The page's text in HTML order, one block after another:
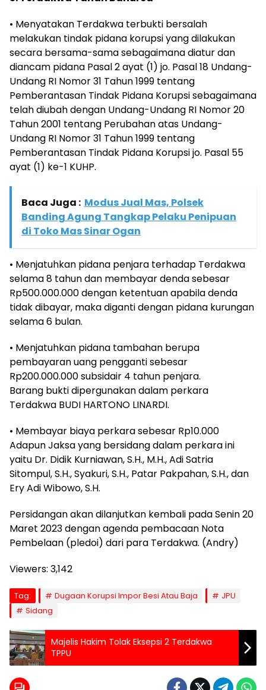
• Menyatakan Terdakwa terbukti bersalah
melakukan tindak pidana korupsi yang dilakukan
secara bersama-sama sebagaimana diatur dan
diancam pidana Pasal 2 ayat (1) jo. Pasal 18 Undang-
Undang RI Nomor 31 Tahun 1999 tentang
Pemberantasan Tindak Pidana Korupsi sebagaimana
telah diubah dengan Undang-Undang RI Nomor 20
Tahun 2001 tentang Perubahan atas Undang-
Undang RI Nomor 31 Tahun 1999 tentang
Pemberantasan Tindak Pidana Korupsi jo. Pasal 55
ayat (1) ke-1 KUHP.
Baca Juga : Modus Jual Mas, Polsek
Banding Agung Tangkap Pelaku Penipuan
di Toko Mas Sinar Ogan
• Menjatuhkan pidana penjara terhadap Terdakwa
selama 8 tahun dan membayar denda sebesar
Rp500.000.000 dengan ketentuan apabila denda
tidak dibayar, maka diganti dengan pidana kurungan
selama 6 bulan.
• Menjatuhkan pidana tambahan berupa
pembayaran uang pengganti sebesar
Rp200.000.000 subsidair 4 tahun penjara.
Barang bukti dipergunakan dalam perkara
Terdakwa BUDI HARTONO LINARDI.
• Membayar biaya perkara sebesar Rp10.000
Adapun Jaksa yang bersidang dalam perkara ini
yaitu Dr. Didik Kurniawan, S.H., M.H., Adi Satria
Sitompul, S.H., Syakuri, S.H., Patar Pakpahan, S.H., dan
Ery Adi Wibowo, S.H.
Persidangan akan dilanjutkan kembali pada Senin 20
Maret 2023 dengan agenda pembacaan Nota
Pembelaan (pledoi) dari para Terdakwa. (Andry)
Viewers: 3,142
Tag: Dugaan Korupsi Impor Besi Atau Baja
JPU
Sidang
Majelis Hakim Tolak Eksepsi 2 Terdakwa
TPPU